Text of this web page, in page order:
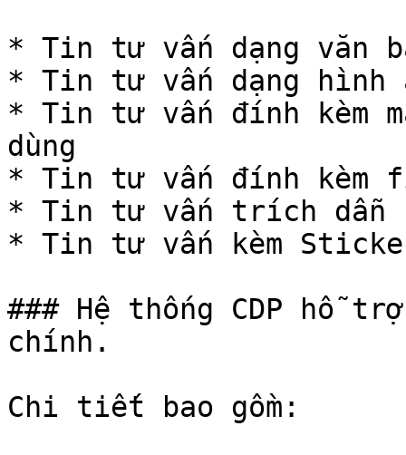
* Tin tư vấn dạng văn
* Tin tư vấn dạng hình
* Tin tư vấn đính kèm
dùng
* Tin tư vấn đính kèm
* Tin tư vấn trích dẫn
* Tin tư vấn kèm
### Hệ thống CDP hỗ
chính.
Chi tiết bao gồm: